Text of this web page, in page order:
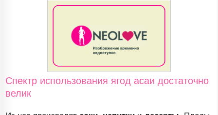
Спектр использования ягод асаи достаточно
велик